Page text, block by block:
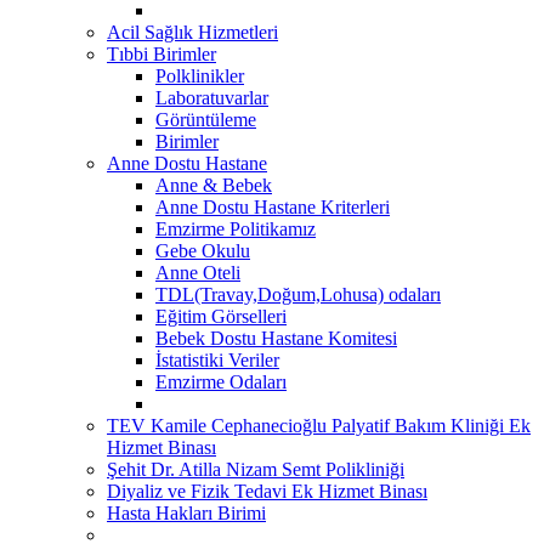
Acil Sağlık Hizmetleri
Tıbbi Birimler
Polklinikler
Laboratuvarlar
Görüntüleme
Birimler
Anne Dostu Hastane
Anne & Bebek
Anne Dostu Hastane Kriterleri
Emzirme Politikamız
Gebe Okulu
Anne Oteli
TDL(Travay,Doğum,Lohusa) odaları
Eğitim Görselleri
Bebek Dostu Hastane Komitesi
İstatistiki Veriler
Emzirme Odaları
TEV Kamile Cephanecioğlu Palyatif Bakım Kliniği Ek
Hizmet Binası
Şehit Dr. Atilla Nizam Semt Polikliniği
Diyaliz ve Fizik Tedavi Ek Hizmet Binası
Hasta Hakları Birimi